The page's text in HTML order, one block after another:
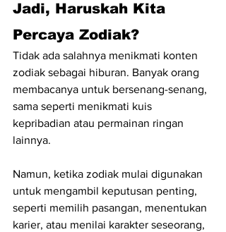
Jadi, Haruskah Kita
Percaya Zodiak?
Tidak ada salahnya menikmati konten
zodiak sebagai hiburan. Banyak orang
membacanya untuk bersenang-senang,
sama seperti menikmati kuis
kepribadian atau permainan ringan
lainnya.
Namun, ketika zodiak mulai digunakan
untuk mengambil keputusan penting,
seperti memilih pasangan, menentukan
karier, atau menilai karakter seseorang,